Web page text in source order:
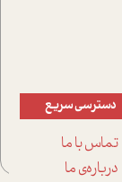
دسترسی سریع
تماس با ما
درباره‌ی ما